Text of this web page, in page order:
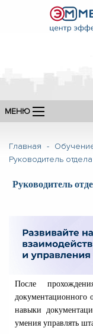
МЕНЮ
Главная -
Руководитель
Руководитель
После
документационного
навыки
умения управлять